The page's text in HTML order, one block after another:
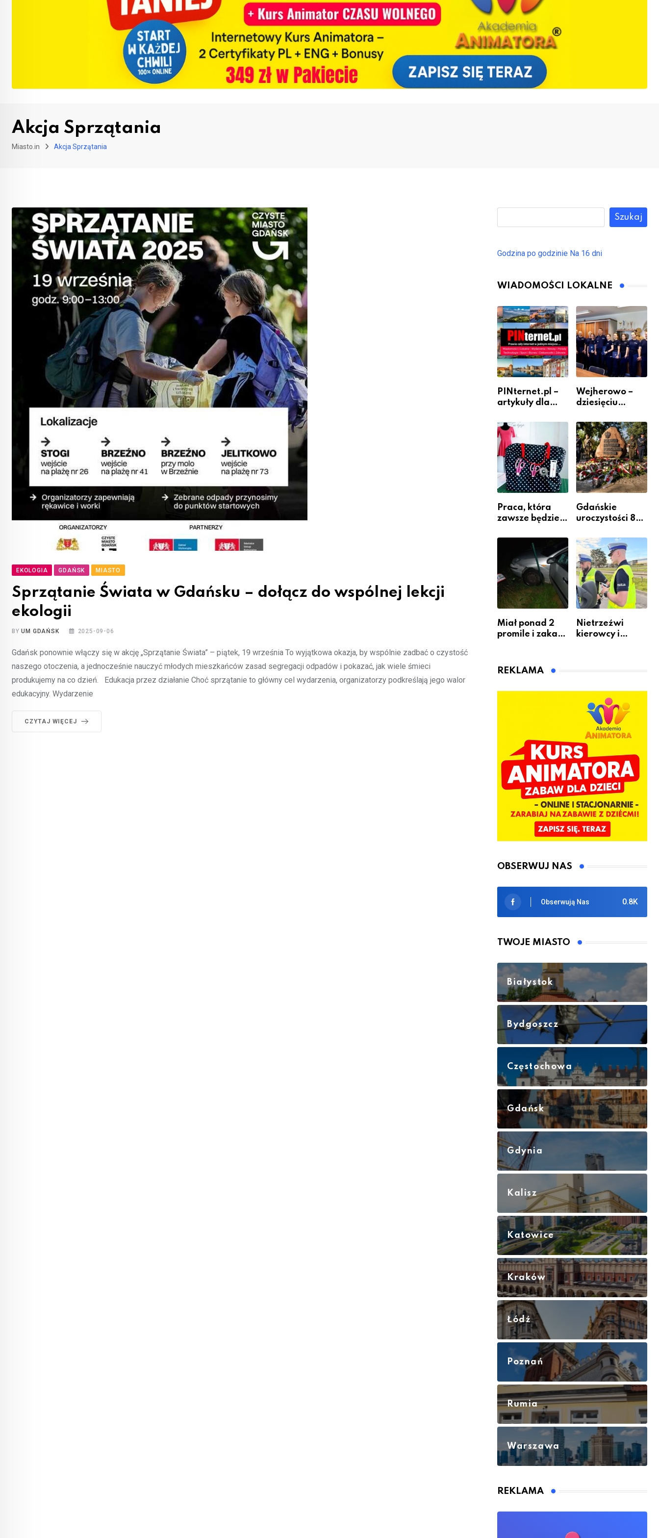
Akcja Sprzątania
Miasto.in Akcja Sprzątania
EKOLOGIA GDAŃSK MIASTO
Sprzątanie Świata w Gdańsku – dołącz do wspólnej lekcji
ekologii
BYUM GDAŃSK 2025-09-06
Gdańsk ponownie włączy się w akcję „Sprzątanie Świata” – piątek, 19 września To wyjątkowa okazja, by wspólnie zadbać o czystość
naszego otoczenia, a jednocześnie nauczyć młodych mieszkańców zasad segregacji odpadów i pokazać, jak wiele śmieci
produkujemy na co dzień. Edukacja przez działanie Choć sprzątanie to główny cel wydarzenia, organizatorzy podkreślają jego walor
edukacyjny. Wydarzenie
CZYTAJ WIĘCEJ
Szukaj
Godzina po godzinie Na 16 dni
WIADOMOŚCI LOKALNE
PINternet.pl –
artykuły dla
jako inwestycja
w widoczność
Wejherowo –
dziesięciu
policjantów w
szeregach
Komendy
Powiatowej
Praca, która
zawsze będzie
krawiectwo
zawodem
przyszłości i
gdzie się go
nauczyć?
Gdańskie
uroczystości 82.
wybuchu
Powstania
Warszawskiego
Miał ponad 2
promile i zakaz
kierownicę w
Nietrzeźwi
kierowcy i
REKLAMA
OBSERWUJ NAS
0.8K
Obserwują Nas
TWOJE MIASTO
Białystok
Bydgoszcz
Częstochowa
Gdańsk
Gdynia
Kalisz
Katowice
Kraków
Łódź
Poznań
Rumia
Warszawa
REKLAMA